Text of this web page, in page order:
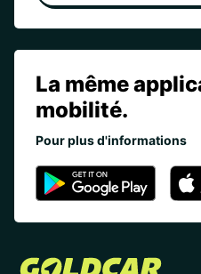
La même
mobilité.
Pour plus d'informations